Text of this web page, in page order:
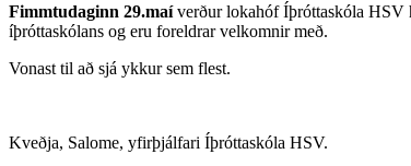
Fimmtudaginn 29.maíverður lokahóf Íþróttaskóla HSV
íþróttaskólans og eru foreldrar velkomnir með.
Vonast til að sjá ykkur sem flest.
Kveðja, Salome, yfirþjálfari Íþróttaskóla HSV.